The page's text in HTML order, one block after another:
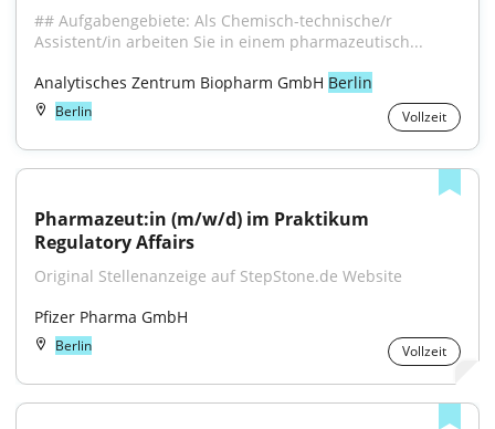
## Aufgabengebiete: Als Chemisch-technische/r
Assistent/in arbeiten Sie in einem pharmazeutisch...
Analytisches Zentrum Biopharm GmbH Berlin
Berlin Vollzeit
Pharmazeut:in (m/w/d) im Praktikum
Regulatory Affairs
Original Stellenanzeige auf StepStone.de Website
Pfizer Pharma GmbH
Berlin Vollzeit